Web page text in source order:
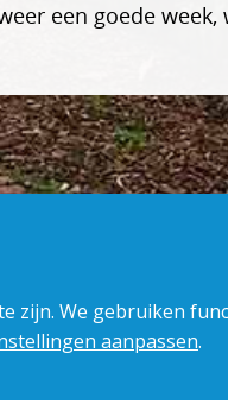
een goede
zijn. We gebruiken
aanpassen.